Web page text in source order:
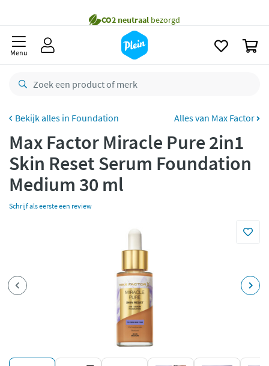
besteld,
Gratisretourneren
Betaal met Klarna
Menu
Foundation Alles van Max Factor
Max Factor Miracle Pure 2in1
Skin Reset Serum Foundation
Medium 30 ml
Schrijf als eerste een review